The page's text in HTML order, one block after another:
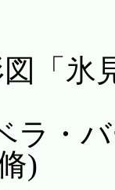
図「氷
ラ・
)